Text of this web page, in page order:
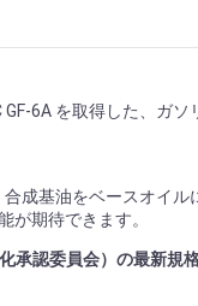
6A を取得した、ガ
合成基油をベースオイ
が期待できます。
承認委員会）の最新規